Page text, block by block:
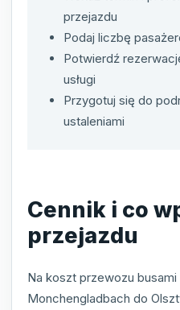
przejazdu
Podaj liczbę
Potwierdź
usługi
Przygotuj się do
ustaleniami
Cennik i co
przejazdu
Na koszt przewozu busami
Monchengladbach do